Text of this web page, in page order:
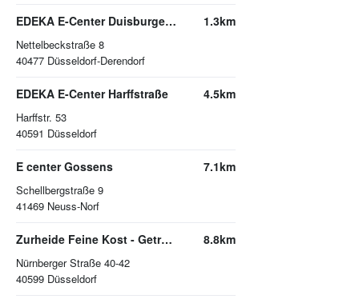
EDEKA E-Center Duisburger Straße
Nettelbeckstraße 8
40477 Düsseldorf-Derendorf
1.3km
EDEKA E-Center Harffstraße
Harffstr. 53
40591 Düsseldorf
4.5km
E center Gossens
Schellbergstraße 9
41469 Neuss-Norf
7.1km
Zurheide Feine Kost - Getränkemarkt
Nürnberger Straße 40-42
40599 Düsseldorf
8.8km